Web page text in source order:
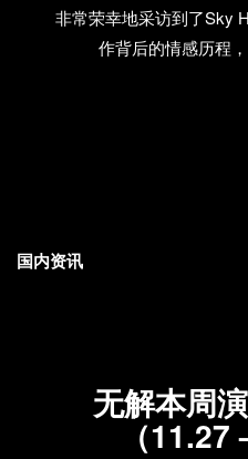
非常荣幸地采访到了Sky
作背后的情感历程
无解本周
（11.27
国内资讯